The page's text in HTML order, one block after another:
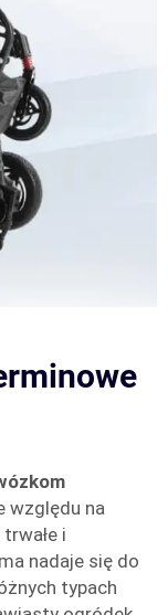
względu na
i
nadaje się do
typach